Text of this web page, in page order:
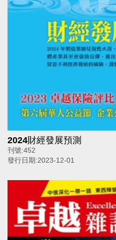
2024財經發展預測
刊號:452
發行日期:2023-12-01